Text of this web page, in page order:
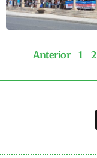
Anterior 1 2